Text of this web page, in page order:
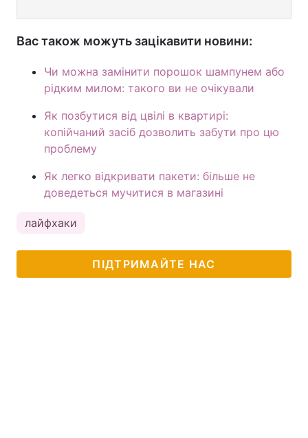
Вас також можуть зацікавити новини:
Чи можна замінити порошок шампунем або
рідким милом: такого ви не очікували
Як позбутися від цвілі в квартирі:
копійчаний засіб дозволить забути про цю
проблему
Як легко відкривати пакети: більше не
доведеться мучитися в магазині
лайфхаки
ПІДТРИМАЙТЕ НАС